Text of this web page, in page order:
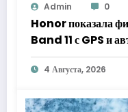
Admin 0
Honor показала
Band 11 с GPS и
4 Августа, 2026